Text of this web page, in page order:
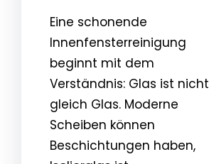
Eine schonende
Innenfensterreinigung
beginnt mit dem
Verständnis: Glas ist nicht
gleich Glas. Moderne
Scheiben können
Beschichtungen haben,